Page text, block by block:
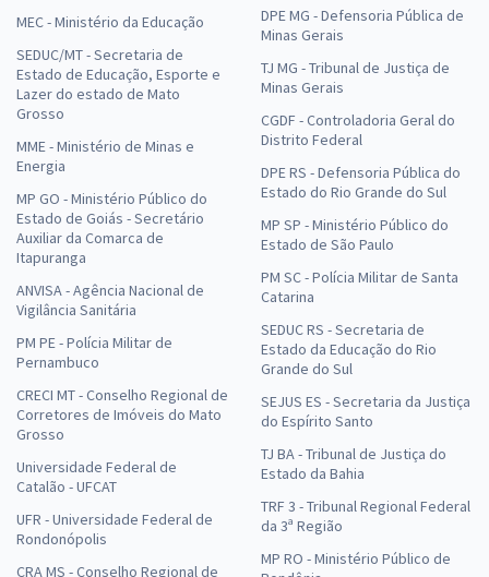
MEC - Ministério da Educação
SEDUC/MT - Secretaria de
Estado de Educação, Esporte e
Lazer do estado de Mato
Grosso
MME - Ministério de Minas e
Energia
MP GO - Ministério Público do
Estado de Goiás - Secretário
Auxiliar da Comarca de
Itapuranga
ANVISA - Agência Nacional de
Vigilância Sanitária
PM PE - Polícia Militar de
Pernambuco
CRECI MT - Conselho Regional de
Corretores de Imóveis do Mato
Grosso
Universidade Federal de
Catalão - UFCAT
UFR - Universidade Federal de
Rondonópolis
CRA MS - Conselho Regional de
DPE MG - Defensoria Pública de
Minas Gerais
TJ MG - Tribunal de Justiça de
Minas Gerais
CGDF - Controladoria Geral do
Distrito Federal
DPE RS - Defensoria Pública do
Estado do Rio Grande do Sul
MP SP - Ministério Público do
Estado de São Paulo
PM SC - Polícia Militar de Santa
Catarina
SEDUC RS - Secretaria de
Estado da Educação do Rio
Grande do Sul
SEJUS ES - Secretaria da Justiça
do Espírito Santo
TJ BA - Tribunal de Justiça do
Estado da Bahia
TRF 3 - Tribunal Regional Federal
da 3ª Região
MP RO - Ministério Público de